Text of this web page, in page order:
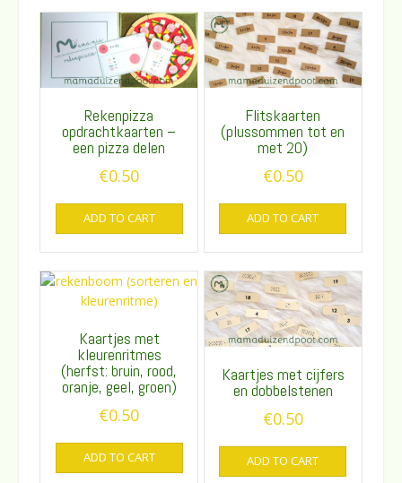
Rekenpizza
opdrachtkaarten –
een pizza delen
€0.50
ADD TO CART
Flitskaarten
(plussommen tot en
met 20)
€0.50
ADD TO CART
Kaartjes met
kleurenritmes
(herfst: bruin, rood,
oranje, geel, groen)
€0.50
ADD TO CART
Kaartjes met cijfers
en dobbelstenen
€0.50
ADD TO CART